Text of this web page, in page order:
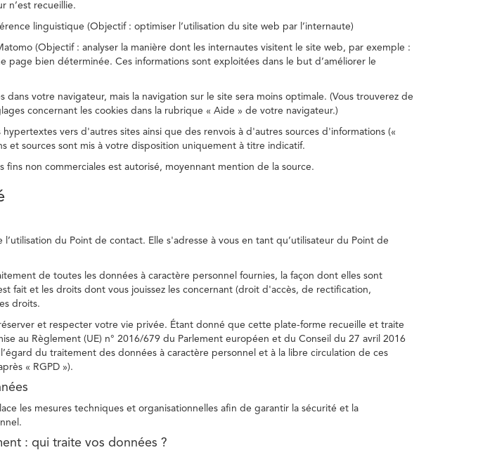
n’est recueillie.
linguistique (Objectif : optimiser l’utilisation du site web par l’internaute)
(Objectif : analyser la manière dont les internautes visitent le site web, par exemple :
page bien déterminée. Ces informations sont exploitées dans le but d’améliorer le
dans votre navigateur, mais la navigation sur le site sera moins optimale. (Vous trouverez de
concernant les cookies dans la rubrique « Aide » de votre navigateur.)
vers d'autres sites ainsi que des renvois à d'autres sources d'informations («
et sources sont mis à votre disposition uniquement à titre indicatif.
non commerciales est autorisé, moyennant mention de la source.
du Point de contact. Elle s'adresse à vous en tant qu’utilisateur du Point de
de toutes les données à caractère personnel fournies, la façon dont elles sont
fait et les droits dont vous jouissez les concernant (droit d'accès, de rectification,
droits.
et respecter votre vie privée. Étant donné que cette plate-forme recueille et traite
au Règlement (UE) n° 2016/679 du Parlement européen et du Conseil du 27 avril 2016
du traitement des données à caractère personnel et à la libre circulation de ces
« RGPD »).
les mesures techniques et organisationnelles afin de garantir la sécurité et la
: qui traite vos données ?